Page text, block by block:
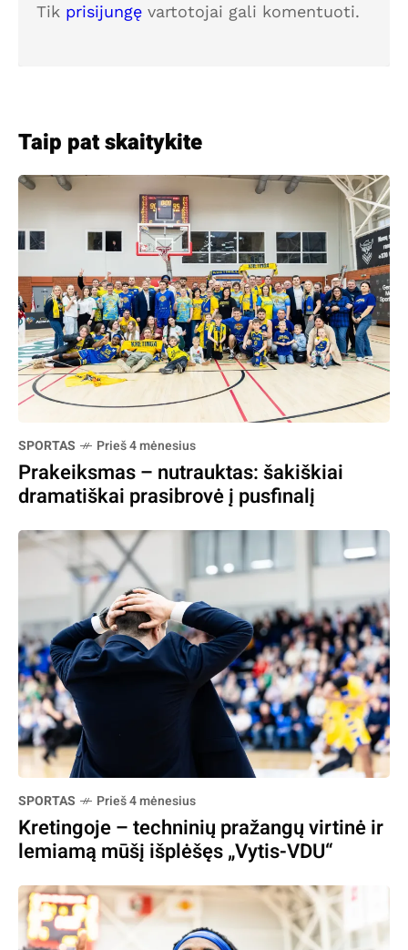
Tik prisijungę vartotojai gali komentuoti.
Taip pat skaitykite
SPORTAS Prieš 4 mėnesius
Prakeiksmas – nutrauktas: šakiškiai
dramatiškai prasibrovė į pusfinalį
SPORTAS Prieš 4 mėnesius
Kretingoje – techninių pražangų virtinė ir
lemiamą mūšį išplėšęs „Vytis-VDU“